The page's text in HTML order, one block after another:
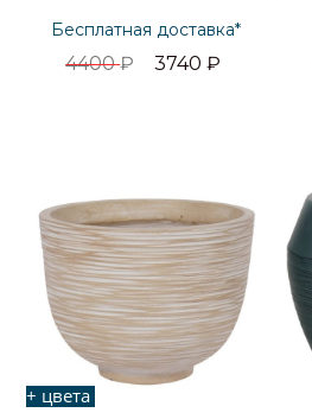
Бесплатная доставка*
4400₽ 3740₽
+ цвета